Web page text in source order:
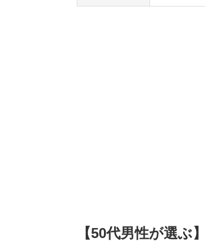
【50代男性が選